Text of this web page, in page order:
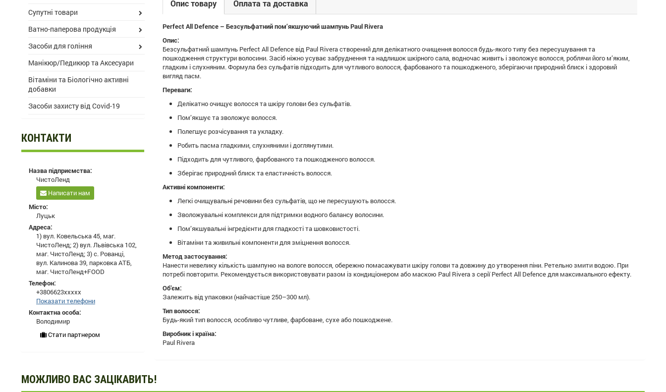
Опис товару Оплата та доставка
Perfect All Defence – Безсульфатний пом’якшуючий шампунь Paul Rivera
Опис:
Безсульфатний шампунь Perfect All Defence від Paul Rivera створений для делікатного очищення волосся будь-якого типу без пересушування та
пошкодження структури волосини. Засіб ніжно усуває забруднення та надлишок шкірного сала, водночас живить і зволожує волосся, роблячи його м’яким,
гладким і слухняним. Формула без сульфатів підходить для чутливого волосся, фарбованого та пошкодженого, зберігаючи природний блиск і здоровий
вигляд пасм.
Переваги:
Делікатно очищує волосся та шкіру голови без сульфатів.
Пом’якшує та зволожує волосся.
Полегшує розчісування та укладку.
Робить пасма гладкими, слухняними і доглянутими.
Підходить для чутливого, фарбованого та пошкодженого волосся.
Зберігає природний блиск та еластичність волосся.
Активні компоненти:
Легкі очищувальні речовини без сульфатів, що не пересушують волосся.
Зволожувальні комплекси для підтримки водного балансу волосини.
Пом’якшувальні інгредієнти для гладкості та шовковистості.
Вітаміни та живильні компоненти для зміцнення волосся.
Метод застосування:
Нанести невелику кількість шампуню на вологе волосся, обережно помасажувати шкіру голови та довжину до утворення піни. Ретельно змити водою. При
потребі повторити. Рекомендується використовувати разом із кондиціонером або маскою Paul Rivera з серії Perfect All Defence для максимального ефекту.
Об’єм:
Залежить від упаковки (найчастіше 250–300 мл).
Тип волосся:
Будь-який тип волосся, особливо чутливе, фарбоване, сухе або пошкоджене.
Виробник і країна:
Paul Rivera
Супутні товари
Ватно-паперова продукція
Засоби для гоління
Манікюр/Педикюр та Аксесуари
Вітаміни та Біологічно активні
добавки
Засоби захисту від Covid-19
КОНТАКТИ
Назва підприємства:
ЧистоЛенд
Написати нам
Місто:
Луцьк
Адреса:
1) вул. Ковельська 45, маг.
ЧистоЛенд; 2) вул. Львівська 102,
маг. ЧистоЛенд; 3) с. Рованці,
вул. Калинова 39, парковка АТБ,
маг. ЧистоЛенд+FOOD
Телефон:
+3806623xxxxx
Показати телефони
Контактна особа:
Володимир
Стати партнером
МОЖЛИВО ВАС ЗАЦІКАВИТЬ!